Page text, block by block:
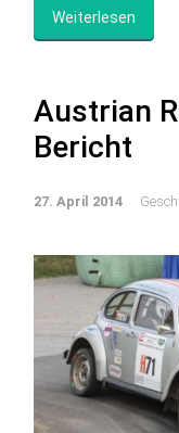
Weiterlesen
Austrian
Bericht
27. April 2014